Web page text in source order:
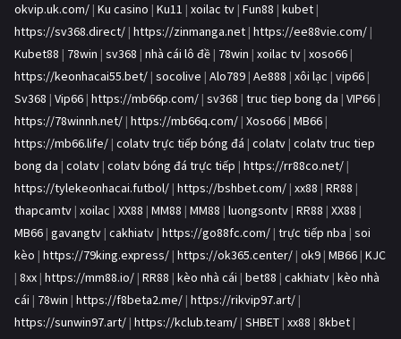
okvip.uk.com/ | Ku casino | Ku11 | xoilac tv | Fun88 | kubet |
https://sv368.direct/ | https://zinmanga.net | https://ee88vie.com/ |
Kubet88 | 78win | sv368 | nhà cái lô đề | 78win | xoilac tv | xoso66 |
https://keonhacai55.bet/ | socolive | Alo789 | Ae888 | xôi lạc | vip66 |
Sv368 | Vip66 | https://mb66p.com/ | sv368 | truc tiep bong da | VIP66 |
https://78winnh.net/ | https://mb66q.com/ | Xoso66 | MB66 |
https://mb66.life/ | colatv trực tiếp bóng đá | colatv | colatv truc tiep
bong da | colatv | colatv bóng đá trực tiếp | https://rr88co.net/ |
https://tylekeonhacai.futbol/ | https://bshbet.com/ | xx88 | RR88 |
thapcamtv | xoilac | XX88 | MM88 | MM88 | luongsontv | RR88 | XX88 |
MB66 | gavangtv | cakhiatv | https://go88fc.com/ | trực tiếp nba | soi
kèo | https://79king.express/ | https://ok365.center/ | ok9 | MB66 | KJC
| 8xx | https://mm88.io/ | RR88 | kèo nhà cái | bet88 | cakhiatv | kèo nhà
cái | 78win | https://f8beta2.me/ | https://rikvip97.art/ |
https://sunwin97.art/ | https://kclub.team/ | SHBET | xx88 | 8kbet |